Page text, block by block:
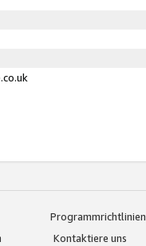
Programmrichtlinien
Kontaktiere uns